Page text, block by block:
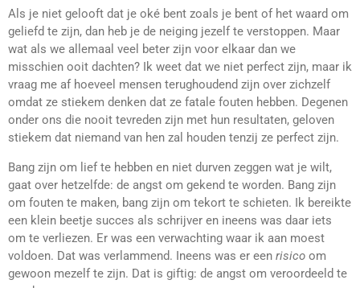
Als je niet gelooft dat je oké bent zoals je bent of het waard om
geliefd te zijn, dan heb je de neiging jezelf te verstoppen. Maar
wat als we allemaal veel beter zijn voor elkaar dan we
misschien ooit dachten? Ik weet dat we niet perfect zijn, maar ik
vraag me af hoeveel mensen terughoudend zijn over zichzelf
omdat ze stiekem denken dat ze fatale fouten hebben. Degenen
onder ons die nooit tevreden zijn met hun resultaten, geloven
stiekem dat niemand van hen zal houden tenzij ze perfect zijn.
Bang zijn om lief te hebben en niet durven zeggen wat je wilt,
gaat over hetzelfde: de angst om gekend te worden. Bang zijn
om fouten te maken, bang zijn om tekort te schieten. Ik bereikte
een klein beetje succes als schrijver en ineens was daar iets
om te verliezen. Er was een verwachting waar ik aan moest
voldoen. Dat was verlammend. Ineens was er een risico om
gewoon mezelf te zijn. Dat is giftig: de angst om veroordeeld te